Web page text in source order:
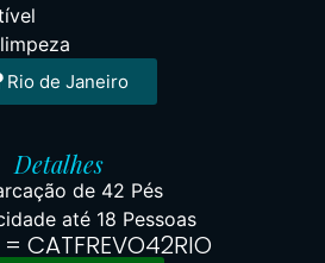
Rio de Janeiro
Detalhes
de 42 Pés
até 18 Pessoas
CATFREVO42RIO